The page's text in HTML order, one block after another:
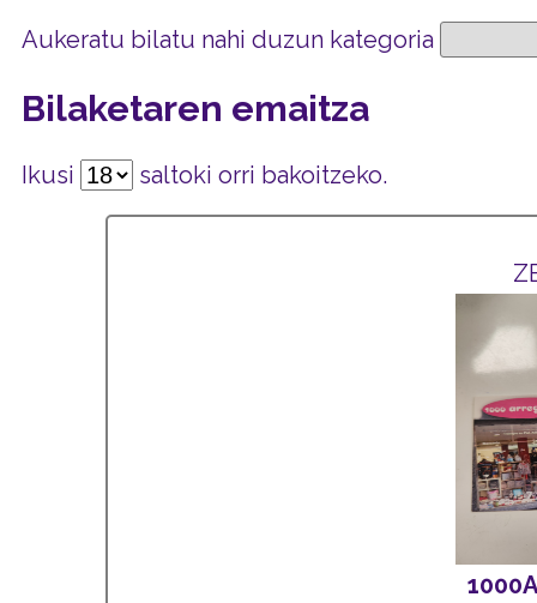
Aukeratu bilatu nahi duzun kategoria
Bilaketaren emaitza
Ikusi saltoki orri bakoitzeko.